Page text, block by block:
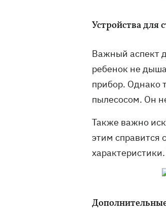
Устройства для
Важный аспект
ребенок не
прибор. Однако
пылесосом. Он
Также важно
этим справится